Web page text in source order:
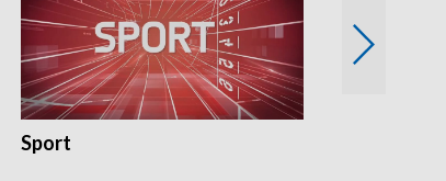
Sport